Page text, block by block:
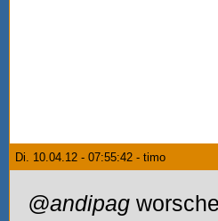
Di. 10.04.12 - 07:55:42 - timo
@andipag